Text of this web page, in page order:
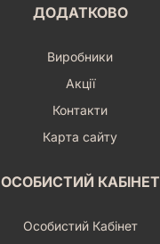
ДОДАТКОВО
Виробники
Акції
Контакти
Карта сайту
ОСОБИСТИЙ КАБІНЕТ
Особистий Кабінет